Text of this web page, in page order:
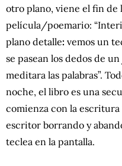
otro plano, viene el fin de
película/poemario:
plano detalle: vemos un
se pasean los dedos de
meditara las palabras”.
noche, el libro es una
comienza con la
escritor borrando y
teclea en la pantalla.